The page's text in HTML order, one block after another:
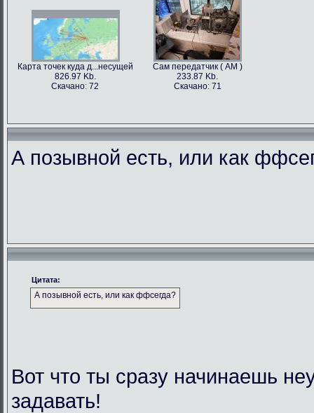
Карта точек куда д...несущей
826.97 Kb.
Скачано: 72
Сам передатчик ( АМ )
233.87 Kb.
Скачано: 71
А позывной есть, или как
Цитата:
А позывной есть, или как ффсегда?
Вот что ты сразу начинаешь
задавать!